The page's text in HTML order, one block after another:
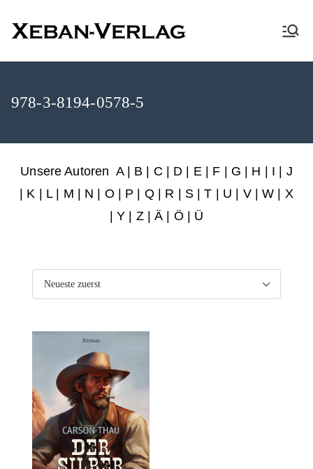
XEBAN-Verlag
978-3-8194-0578-5
Unsere Autoren A| B C D E| F G H I
J
K L| M N O P Q| R S |T U V|W
X
Y Z|Ä | Ö | Ü